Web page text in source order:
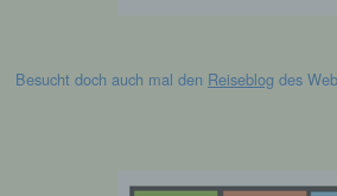
Besucht doch auch mal den Reiseblog des
die vom Internet-Service-Provider
vor dem Hintergrund, dass nur so